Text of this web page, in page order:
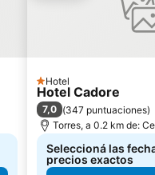
1 Estrellas
Hotel
Hotel Cadore
7,0 (347 puntuaciones)
Torres, a 0.2 km de:
Seleccioná las
precios exactos